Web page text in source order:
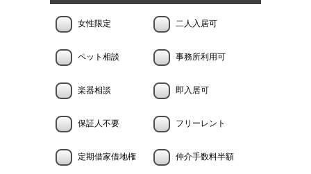
女性限定 二人入居可
ペット相談 事務所利用可
楽器相談 即入居可
保証人不要 フリーレント
定期借家借地権 仲介手数料半額